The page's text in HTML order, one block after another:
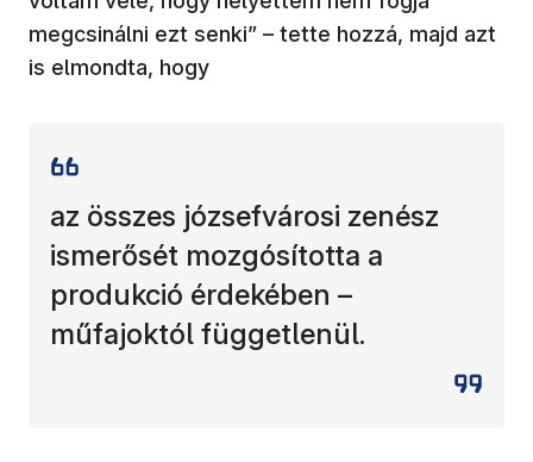
megcsinálni ezt senki” – tette hozzá, majd azt
is elmondta, hogy
az összes józsefvárosi zenész
ismerősét mozgósította a
produkció érdekében –
műfajoktól függetlenül.